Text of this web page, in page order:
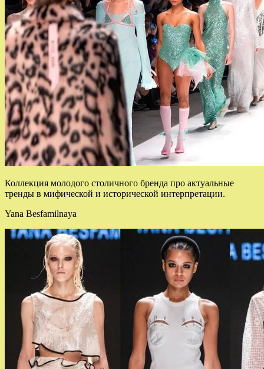
Коллекция молодого столичного бренда про актуальные
тренды в мифической и исторической интерпретации.
Yana Besfamilnaya